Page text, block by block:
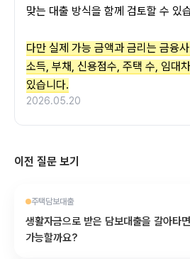
맞는 대출 방식을 함께 검토할 수 있
다만 실제 가능 금액과 금리는 금융
소득, 부채, 신용점수, 주택 수, 임대
있습니다.
2026.05.20
이전 질문 보기
주택담보대출
생활자금으로 받은 담보대출을 갈아타
가능할까요?